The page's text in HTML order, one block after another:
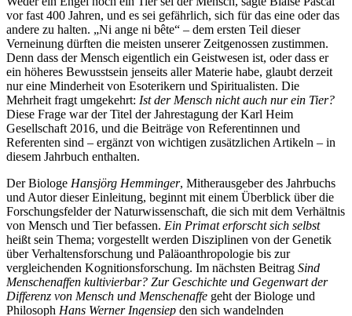
vor fast 400 Jahren, und es sei gefährlich, sich für das eine oder das
andere zu halten. „Ni ange ni bête“ – dem ersten Teil dieser
Verneinung dürften die meisten unserer Zeitgenossen zustimmen.
Denn dass der Mensch eigentlich ein Geistwesen ist, oder dass er
ein höheres Bewusstsein jenseits aller Materie habe, glaubt derzeit
nur eine Minderheit von Esoterikern und Spiritualisten. Die
Mehrheit fragt umgekehrt: Ist der Mensch nicht auch nur ein Tier?
Diese Frage war der Titel der Jahrestagung der Karl Heim
Gesellschaft 2016, und die Beiträge von Referentinnen und
Referenten sind – ergänzt von wichtigen zusätzlichen Artikeln – in
diesem Jahrbuch enthalten.
Der Biologe Hansjörg Hemminger, Mitherausgeber des Jahrbuchs
und Autor dieser Einleitung, beginnt mit einem Überblick über die
Forschungsfelder der Naturwissenschaft, die sich mit dem Verhältnis
von Mensch und Tier befassen. Ein Primat erforscht sich selbst
heißt sein Thema; vorgestellt werden Disziplinen von der Genetik
über Verhaltensforschung und Paläoanthropologie bis zur
vergleichenden Kognitionsforschung. Im nächsten Beitrag Sind
Menschenaffen kultivierbar? Zur Geschichte und Gegenwart der
Differenz von Mensch und Menschenaffe geht der Biologe und
Philosoph Hans Werner Ingensiep den sich wandelnden